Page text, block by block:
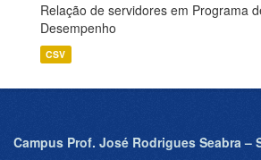
Relação de servidores em Programa
Desempenho
CSV
Campus Prof. José Rodrigues Seabra –